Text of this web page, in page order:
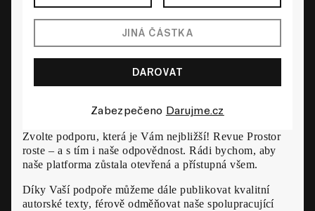
Zvolte podporu, která je Vám nejbližší! Revue Prostor
roste – a s tím i naše odpovědnost. Rádi bychom, aby
naše platforma zůstala otevřená a přístupná všem.
Díky Vaší podpoře můžeme dále publikovat kvalitní
autorské texty, férově odměňovat naše spolupracující
Zabezpečeno Darujme.cz